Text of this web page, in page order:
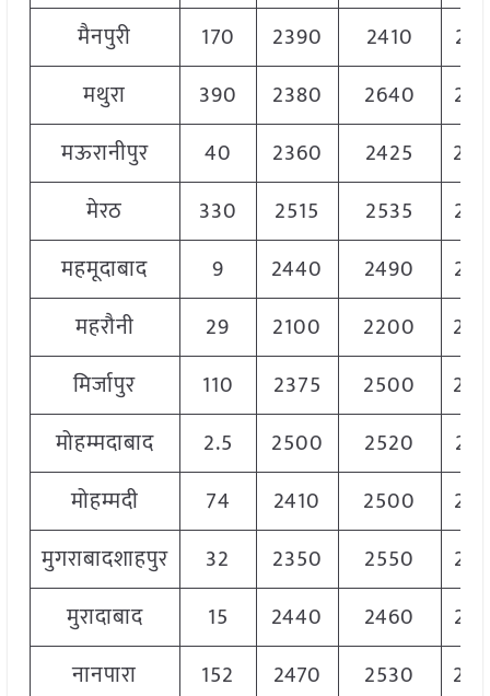
मैनपुरी
170 2390 2410
मथुरा
390 2380 2640
मऊरानीपुर
40 2360 2425
मेरठ
330 2515 2535
महमूदाबाद
9 2440 2490
महरौनी
29 2100 2200
मिर्जापुर
110 2375 2500
मोहम्मदाबाद
2.5 2500 2520
मोहम्मदी
74 2410 2500
मुगराबादशाहपुर
32 2350 2550
मुरादाबाद
15 2440 2460
नानपारा
152 2470 2530